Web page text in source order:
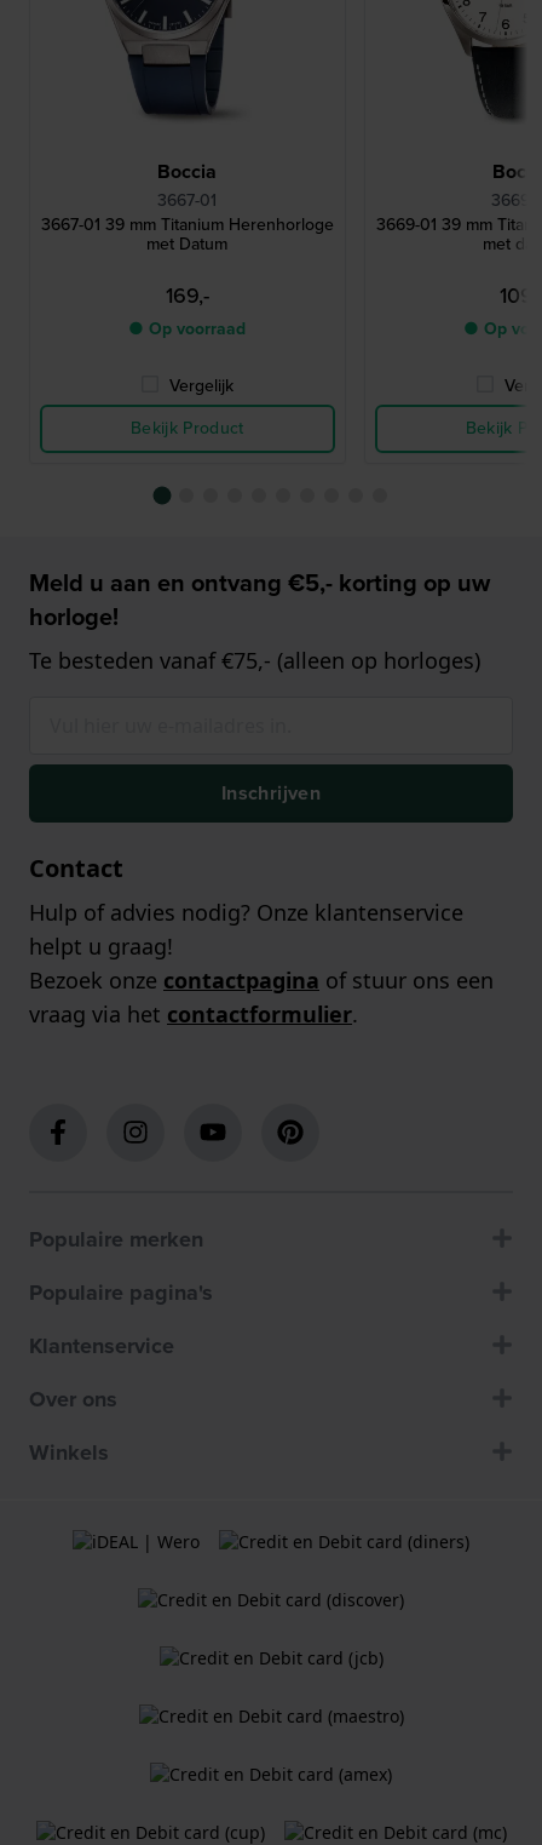
Boccia
3667-01
3667-01 39 mm Titanium Herenhorloge
met Datum
169,-
● Op voorraad
Vergelijk
Bekijk Product
3669-
3669-01 39 mm
met
● Op
Bekijk
Meld u aan en ontvang €5,- korting op uw
horloge!
Te besteden vanaf €75,- (alleen op horloges)
Inschrijven
Contact
Hulp of advies nodig? Onze klantenservice
helpt u graag!
Bezoek onze contactpagina of stuur ons een
vraag via het contactformulier.
Populaire merken
Populaire pagina's
Klantenservice
Over ons
Winkels